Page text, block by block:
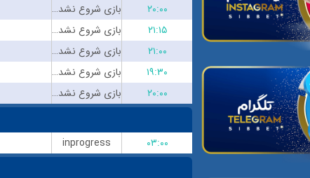
بازی شروع نشده است
۲۰:۰۰
بازی شروع نشده است
۲۱:۱۵
بازی شروع نشده است
۲۱:۰۰
بازی شروع نشده است
۱۹:۳۰
بازی شروع نشده است
۲۰:۰۰
inprogress
۰۳:۰۰